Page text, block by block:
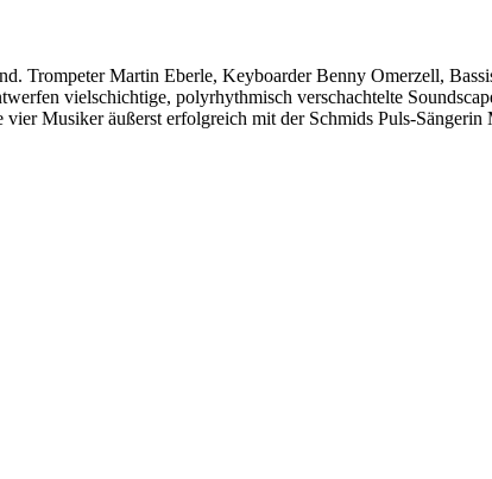
Trompeter Martin Eberle, Keyboarder Benny Omerzell,
vielschichtige, polyrhythmisch verschachtelte
Musiker äußerst erfolgreich mit der Schmids Puls-